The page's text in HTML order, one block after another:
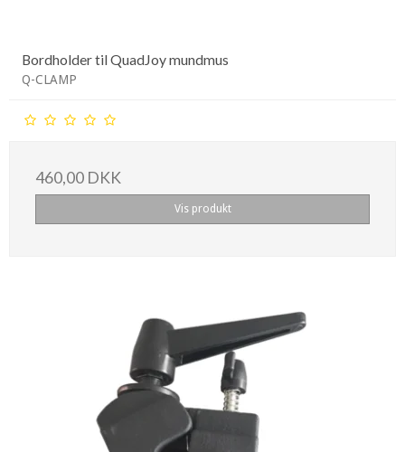
Bordholder til QuadJoy mundmus
Q-CLAMP
460,00 DKK
Vis produkt